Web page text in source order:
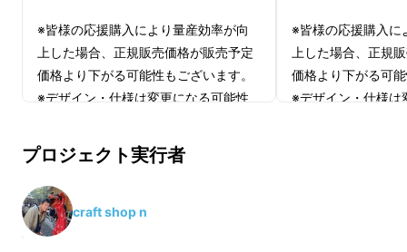
確認不足で自作の加工機を作る
柔らかい杉の木で、いくつかデザインを変えて
この決断が苦労の始まりでした。杉とセランガ
ンバツ材の硬さは雲泥の差。しかも、柱を削り
出す手持ちの電動工具では欲しい長さで作れな
※皆様の応援購入により量産効率が向
上した場合、正規販売価格が販売予定
価格より下がる可能性もございます。
※デザイン・仕様は変更になる可能性
※ご注文状況、使用部材の供給状況、
製造工程上の都合等により出荷時期が
遅れる場合があります。
※皆様の応援購入に
上した場合、正規
価格より下がる可
※デザイン・仕様は
プロジェクト実行者
craft shop n